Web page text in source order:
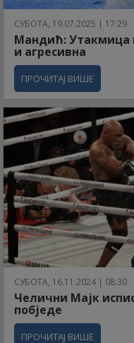
СУБОТА, 19.07.2025 | 17:29
Мандић: Утакмица
и агресивна
ПРОЧИТАЈ ВИШЕ
СУБОТА, 16.11.2024 | 08:30
Челични Мајк
побједе
ПРОЧИТАЈ ВИШЕ